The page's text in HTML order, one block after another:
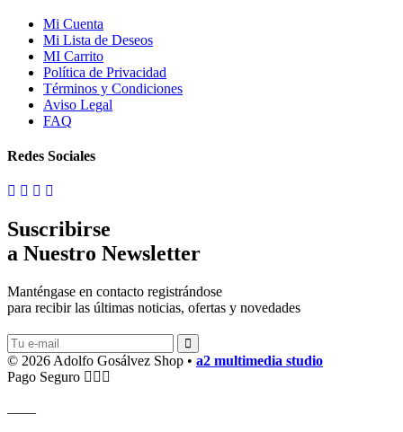
Mi Cuenta
Mi Lista de Deseos
MI Carrito
Política de Privacidad
Términos y Condiciones
Aviso Legal
FAQ
Redes Sociales
Suscribirse
a Nuestro Newsletter
Manténgase en contacto registrándose
para recibir las últimas noticias, ofertas y novedades
© 2026 Adolfo Gosálvez Shop • a2 multimedia studio
Pago Seguro